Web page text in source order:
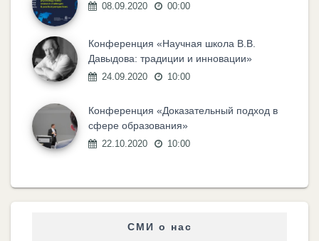
08.09.2020 00:00
Конференция «Научная школа В.В.
Давыдова: традиции и инновации»
24.09.2020 10:00
Конференция «Доказательный подход в
сфере образования»
22.10.2020 10:00
СМИ о нас